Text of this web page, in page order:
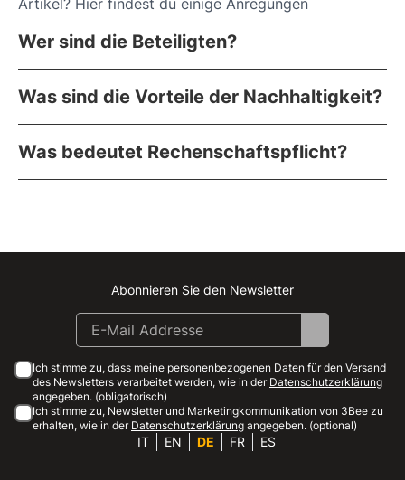
Artikel? Hier findest du einige Anregungen
Wer sind die Beteiligten?
Was sind die Vorteile der Nachhaltigkeit?
Was bedeutet Rechenschaftspflicht?
Instagram
Facebook
Linkedin
Youtube
Abonnieren Sie den Newsletter
Ich stimme zu, dass meine personenbezogenen Daten für den Versand
des Newsletters verarbeitet werden, wie in der Datenschutzerklärung
angegeben. (obligatorisch)
Ich stimme zu, Newsletter und Marketingkommunikation von 3Bee zu
erhalten, wie in der Datenschutzerklärung angegeben. (optional)
IT EN DE FR ES